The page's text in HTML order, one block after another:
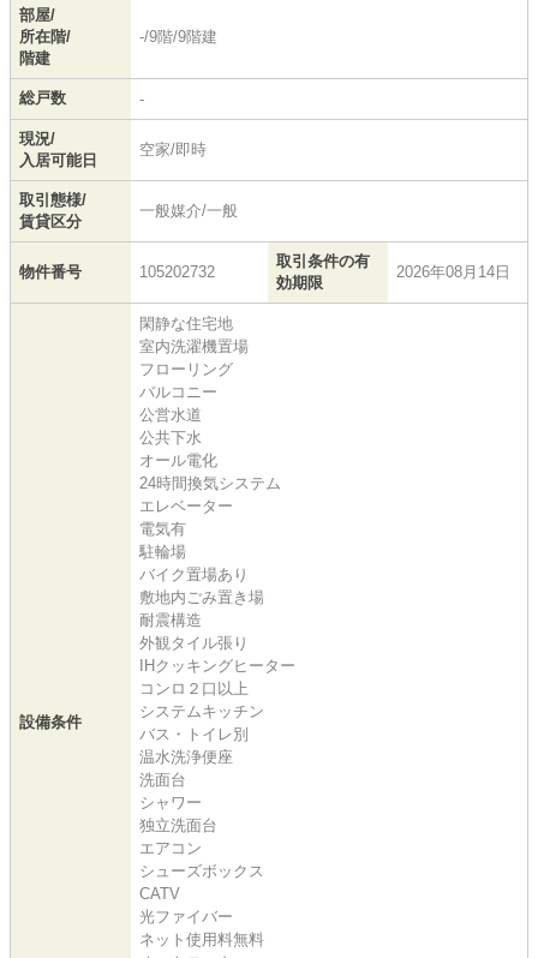
部屋/
所在階/
階建
-/9階/9階建
総戸数 -
現況/
入居可能日
空家/即時
取引態様/
賃貸区分
一般媒介/一般
物件番号 105202732
取引条件の有
効期限
2026年08月14日
設備条件
閑静な住宅地
室内洗濯機置場
フローリング
バルコニー
公営水道
公共下水
オール電化
24時間換気システム
エレベーター
電気有
駐輪場
バイク置場あり
敷地内ごみ置き場
耐震構造
外観タイル張り
IHクッキングヒーター
コンロ２口以上
システムキッチン
バス・トイレ別
温水洗浄便座
洗面台
シャワー
独立洗面台
エアコン
シューズボックス
CATV
光ファイバー
ネット使用料無料